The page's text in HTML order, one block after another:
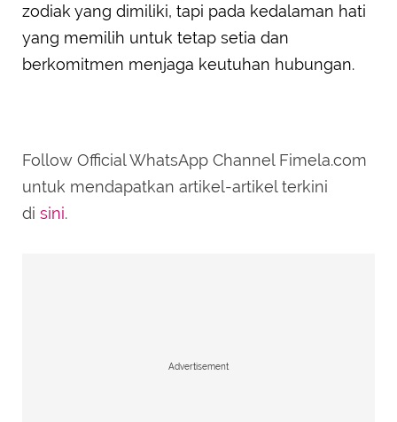
zodiak yang dimiliki, tapi pada kedalaman hati
yang memilih untuk tetap setia dan
berkomitmen menjaga keutuhan hubungan.
Follow Official WhatsApp Channel Fimela.com
untuk mendapatkan artikel-artikel terkini
di sini.
Advertisement